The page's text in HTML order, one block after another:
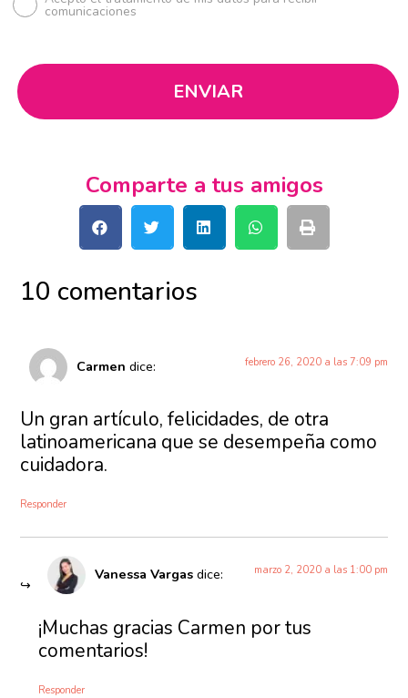
comunicaciones
Comparte a tus amigos
10 comentarios
Carmen dice: febrero 26, 2020 a las 7:09 pm
Un gran artículo, felicidades, de otra
latinoamericana que se desempeña como
cuidadora.
Responder
Vanessa Vargas dice: marzo 2, 2020 a las 1:00 pm
¡Muchas gracias Carmen por tus
comentarios!
Responder